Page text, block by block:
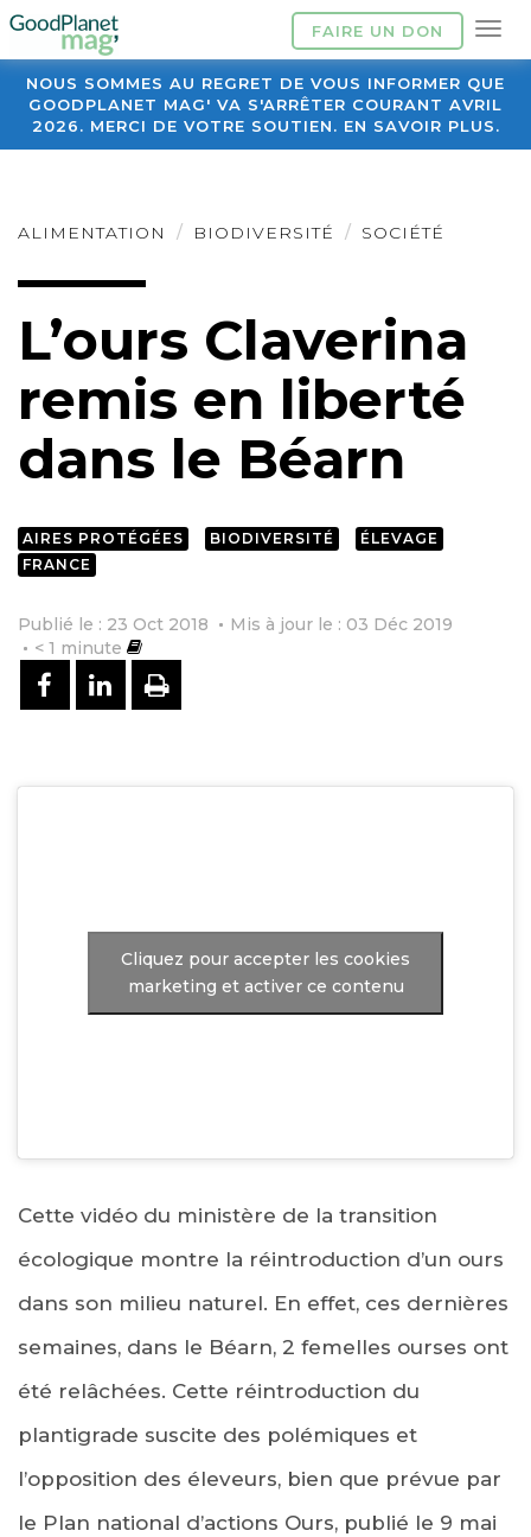
FAIRE UN DON
NOUS SOMMES AU REGRET DE VOUS INFORMER QUE
GOODPLANET MAG' VA S'ARRÊTER COURANT AVRIL
2026. MERCI DE VOTRE SOUTIEN. EN SAVOIR PLUS.
ALIMENTATION BIODIVERSITÉ SOCIÉTÉ
L’ours Claverina
remis en liberté
dans le Béarn
AIRES PROTÉGÉES BIODIVERSITÉ
ÉLEVAGE
FRANCE
Publié le : 23 Oct 2018
Mis à jour le : 03 Déc 2019
< 1 minute
PARTAGER SUR FACEBOOK
PARTAGER SUR LINKEDIN
IMPRIMER
Cliquez pour accepter les cookies
marketing et activer ce contenu
Cette vidéo du ministère de la transition
écologique montre la réintroduction d’un ours
dans son milieu naturel. En effet, ces dernières
semaines, dans le Béarn, 2 femelles ourses ont
été relâchées. Cette réintroduction du
plantigrade suscite des polémiques et
l’opposition des éleveurs, bien que prévue par
le Plan national d’actions Ours, publié le 9 mai